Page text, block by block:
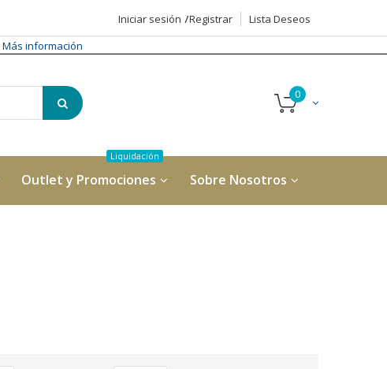
Iniciar sesión Registrar
Lista Deseos
Más información
Outlet y Promociones Sobre Nosotros